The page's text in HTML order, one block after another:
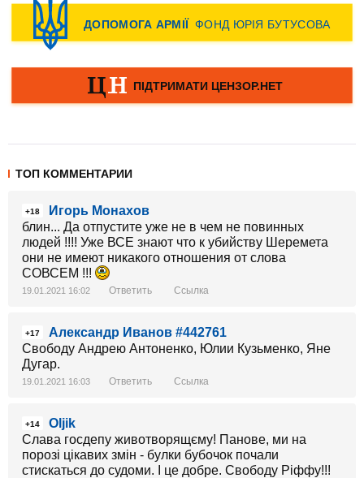
ТОП КОММЕНТАРИИ
+18
Игорь Монахов
блин... Да отпустите уже не в чем не повинных
людей !!!! Уже ВСЕ знают что к убийству Шеремета
они не имеют никакого отношения от слова
СОВСЕМ !!!
19.01.2021 16:02 Ответить Ссылка
+17
Александр Иванов #442761
Свободу Андрею Антоненко, Юлии Кузьменко, Яне
Дугар.
19.01.2021 16:03 Ответить Ссылка
+14
Oljik
Слава госдепу животворящєму! Панове, ми на
порозі цікавих змін - булки бубочок почали
стискаться до судоми. І це добре. Свободу Ріффу!!!